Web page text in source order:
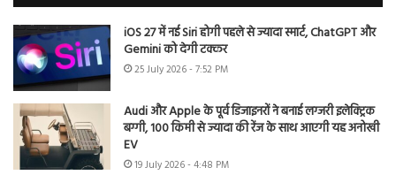
iOS 27 में नई Siri होगी पहले से ज्यादा स्मार्ट, ChatGPT और
Gemini को देगी टक्कर
25 July 2026 - 7:52 PM
Audi और Apple के पूर्व डिजाइनरों ने बनाई लग्जरी इलेक्ट्रिक
बग्गी, 100 किमी से ज्यादा की रेंज के साथ आएगी यह अनोखी
EV
19 July 2026 - 4:48 PM